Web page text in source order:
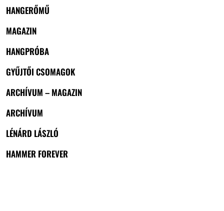
HANGERŐMŰ
MAGAZIN
HANGPRÓBA
GYŰJTŐI CSOMAGOK
ARCHÍVUM – MAGAZIN
ARCHÍVUM
LÉNÁRD LÁSZLÓ
HAMMER FOREVER